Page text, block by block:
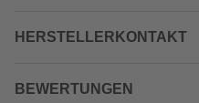
HERSTELLERKONTAKT
BEWERTUNGEN